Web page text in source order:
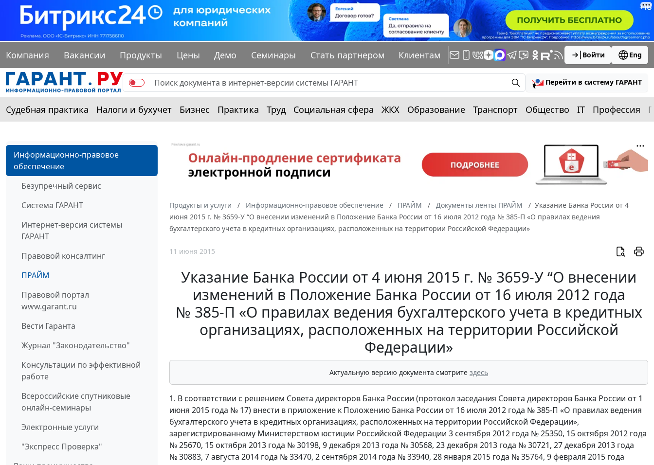
Компания Вакансии Продукты Цены Демо Семинары Стать партнером Клиентам Войти Eng
Перейти в систему ГАРАНТ
Судебная практика Налоги и бухучет Бизнес Практика Труд Социальная сфера ЖКХ Образование Транспорт Общество IT Профессия
Информационно-правовое
обеспечение
Безупречный сервис
Система ГАРАНТ
Интернет-версия системы
ГАРАНТ
Правовой консалтинг
ПРАЙМ
Правовой портал
www.garant.ru
Вести Гаранта
Журнал "Законодательство"
Консультации по эффективной
работе
Всероссийские спутниковые
онлайн-семинары
Электронные услуги
"Экспресс Проверка"
Продукты и услуги Информационно-правовое обеспечение ПРАЙМ Документы ленты ПРАЙМ
Указание Банка России от 4
июня 2015 г. № 3659-У “О внесении изменений в Положение Банка России от 16 июля 2012 года № 385-П «О правилах ведения
бухгалтерского учета в кредитных организациях, расположенных на территории Российской Федерации»
11 июня 2015
Указание Банка России от 4 июня 2015 г. № 3659-У “О внесении
изменений в Положение Банка России от 16 июля 2012 года
№ 385-П «О правилах ведения бухгалтерского учета в кредитных
организациях, расположенных на территории Российской
Федерации»
Актуальную версию документа смотрите здесь
1. В соответствии с решением Совета директоров Банка России (протокол заседания Совета директоров Банка России от 1
июня 2015 года № 17) внести в приложение к Положению Банка России от 16 июля 2012 года № 385-П «О правилах ведения
бухгалтерского учета в кредитных организациях, расположенных на территории Российской Федерации»,
зарегистрированному Министерством юстиции Российской Федерации 3 сентября 2012 года № 25350, 15 октября 2012 года
№ 25670, 15 октября 2013 года № 30198, 9 декабря 2013 года № 30568, 23 декабря 2013 года № 30721, 27 декабря 2013 года
№ 30883, 7 августа 2014 года № 33470, 2 сентября 2014 года № 33940, 28 января 2015 года № 35764, 9 февраля 2015 года